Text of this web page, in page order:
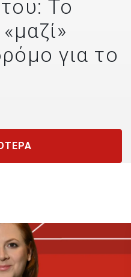
Το
για το